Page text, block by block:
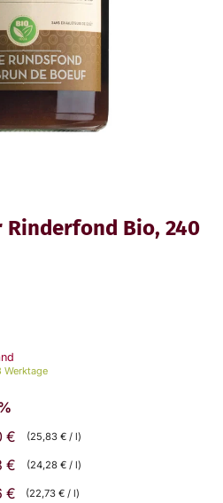
Bio, 240
Werktage
€ (25,83 € / l)
€ (24,28 € / l)
€ (22,73 € / l)